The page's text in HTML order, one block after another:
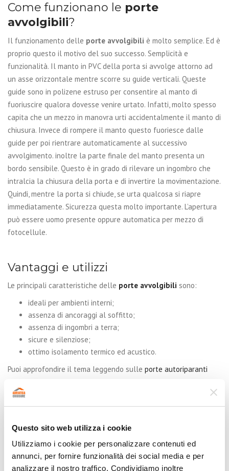
Questo sito web utilizza i cookie
Utilizziamo i cookie per personalizzare contenuti ed
annunci, per fornire funzionalità dei social media e per
analizzare il nostro traffico. Condividiamo inoltre
Come funzionano le porte
avvolgibili?
Il funzionamento delle porte avvolgibili è molto semplice. Ed è
proprio questo il motivo del suo successo. Semplicità e
funzionalità. Il manto in PVC della porta si avvolge attorno ad
un asse orizzontale mentre scorre su guide verticali. Queste
guide sono in polizene estruso per consentire al manto di
fuoriuscire qualora dovesse venire urtato. Infatti, molto spesso
capita che un mezzo in manovra urti accidentalmente il manto di
chiusura. Invece di rompere il manto questo fuoriesce dalle
guide per poi rientrare automaticamente al successivo
avvolgimento. inoltre la parte finale del manto presenta un
bordo sensibile. Questo è in grado di rilevare un ingombro che
intralcia la chiusura della porta e di invertire la movimentazione.
Quindi, mentre la porta si chiude, se urta qualcosa si riapre
immediatamente. Sicurezza questa molto importante. L’apertura
può essere uomo presente oppure automatica per mezzo di
fotocellule.
Vantaggi e utilizzi
Le principali caratteristiche delle porte avvolgibili sono:
ideali per ambienti interni;
assenza di ancoraggi al soffitto;
assenza di ingombri a terra;
sicure e silenziose;
ottimo isolamento termico ed acustico.
Puoi approfondire il tema leggendo sulle porte autoriparanti
rapide